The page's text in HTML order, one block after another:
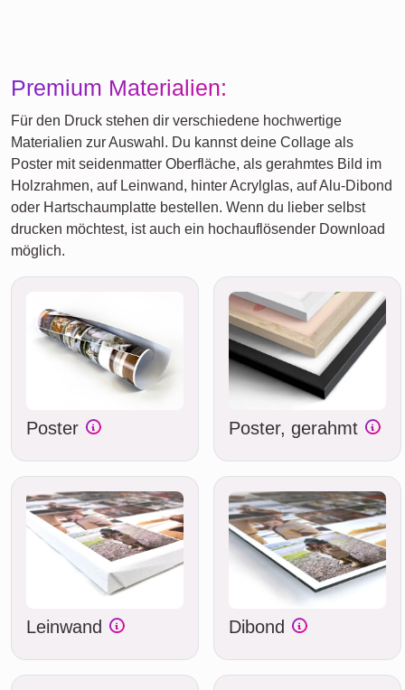
Premium Materialien:
Für den Druck stehen dir verschiedene hochwertige
Materialien zur Auswahl. Du kannst deine Collage als
Poster mit seidenmatter Oberfläche, als gerahmtes Bild im
Holzrahmen, auf Leinwand, hinter Acrylglas, auf Alu-Dibond
oder Hartschaumplatte bestellen. Wenn du lieber selbst
drucken möchtest, ist auch ein hochauflösender Download
möglich.
Poster Poster, gerahmt
Leinwand Dibond